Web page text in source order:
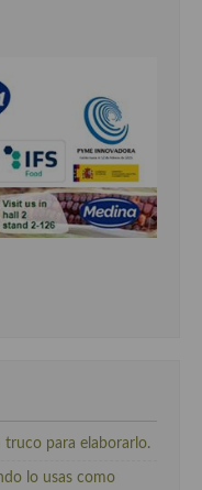
truco para elaborarlo.
lo usas como